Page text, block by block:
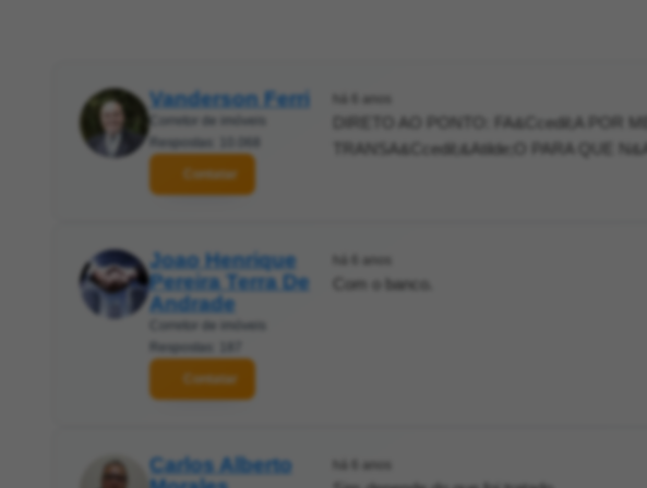
Vanderson Ferri
Contatar
DIRETO AO PONTO: FA&Ccedil;A POR
TRANSA&Ccedil;&Atilde;O PARA QUE
Joao Henrique
Pereira Terra De
Andrade
Contatar
Com o banco.
Carlos Alberto